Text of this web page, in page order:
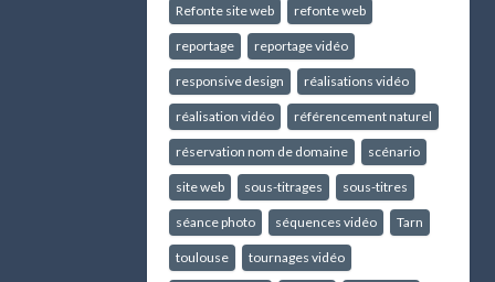
Refonte site web refonte web
reportage reportage vidéo
responsive design réalisations vidéo
réalisation vidéo référencement naturel
réservation nom de domaine scénario
site web sous-titrages sous-titres
séance photo séquences vidéo Tarn
toulouse tournages vidéo